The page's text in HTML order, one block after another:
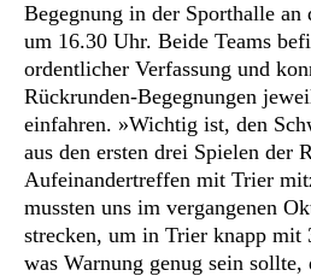
Begegnung in der Sporthalle
um 16.30 Uhr. Beide Teams
ordentlicher Verfassung und
Rückrunden-Begegnungen
einfahren. »Wichtig ist, den
aus den ersten drei Spielen der
Aufeinandertreffen mit Trier
mussten uns im vergangenen
strecken, um in Trier knapp mit
was Warnung genug sein sollte,